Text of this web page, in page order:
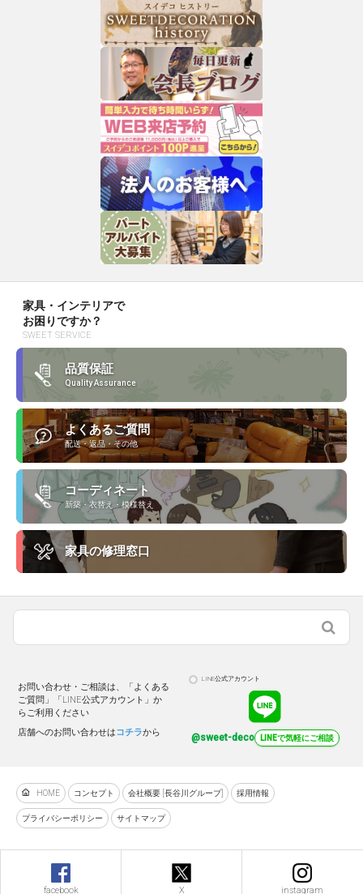
家具・インテリアで
お困りですか？
SWEET SERVICE
品質保証
Quality Assurance
よくあるご質問
配送・返品・その他
コーディネート
新築・衣替え・模様替え
家具の修理窓口
お問い合わせ・ご相談は、「よくある
ご質問」「LINE公式アカウント」か
らご利用ください
店舗へのお問い合わせはコチラから
LINE公式アカウント
@sweet-deco LINEで気軽にご相談
HOME コンセプト 会社概要 [長谷川グループ] 採用情報
プライバシーポリシー サイトマップ
facebook X instagram